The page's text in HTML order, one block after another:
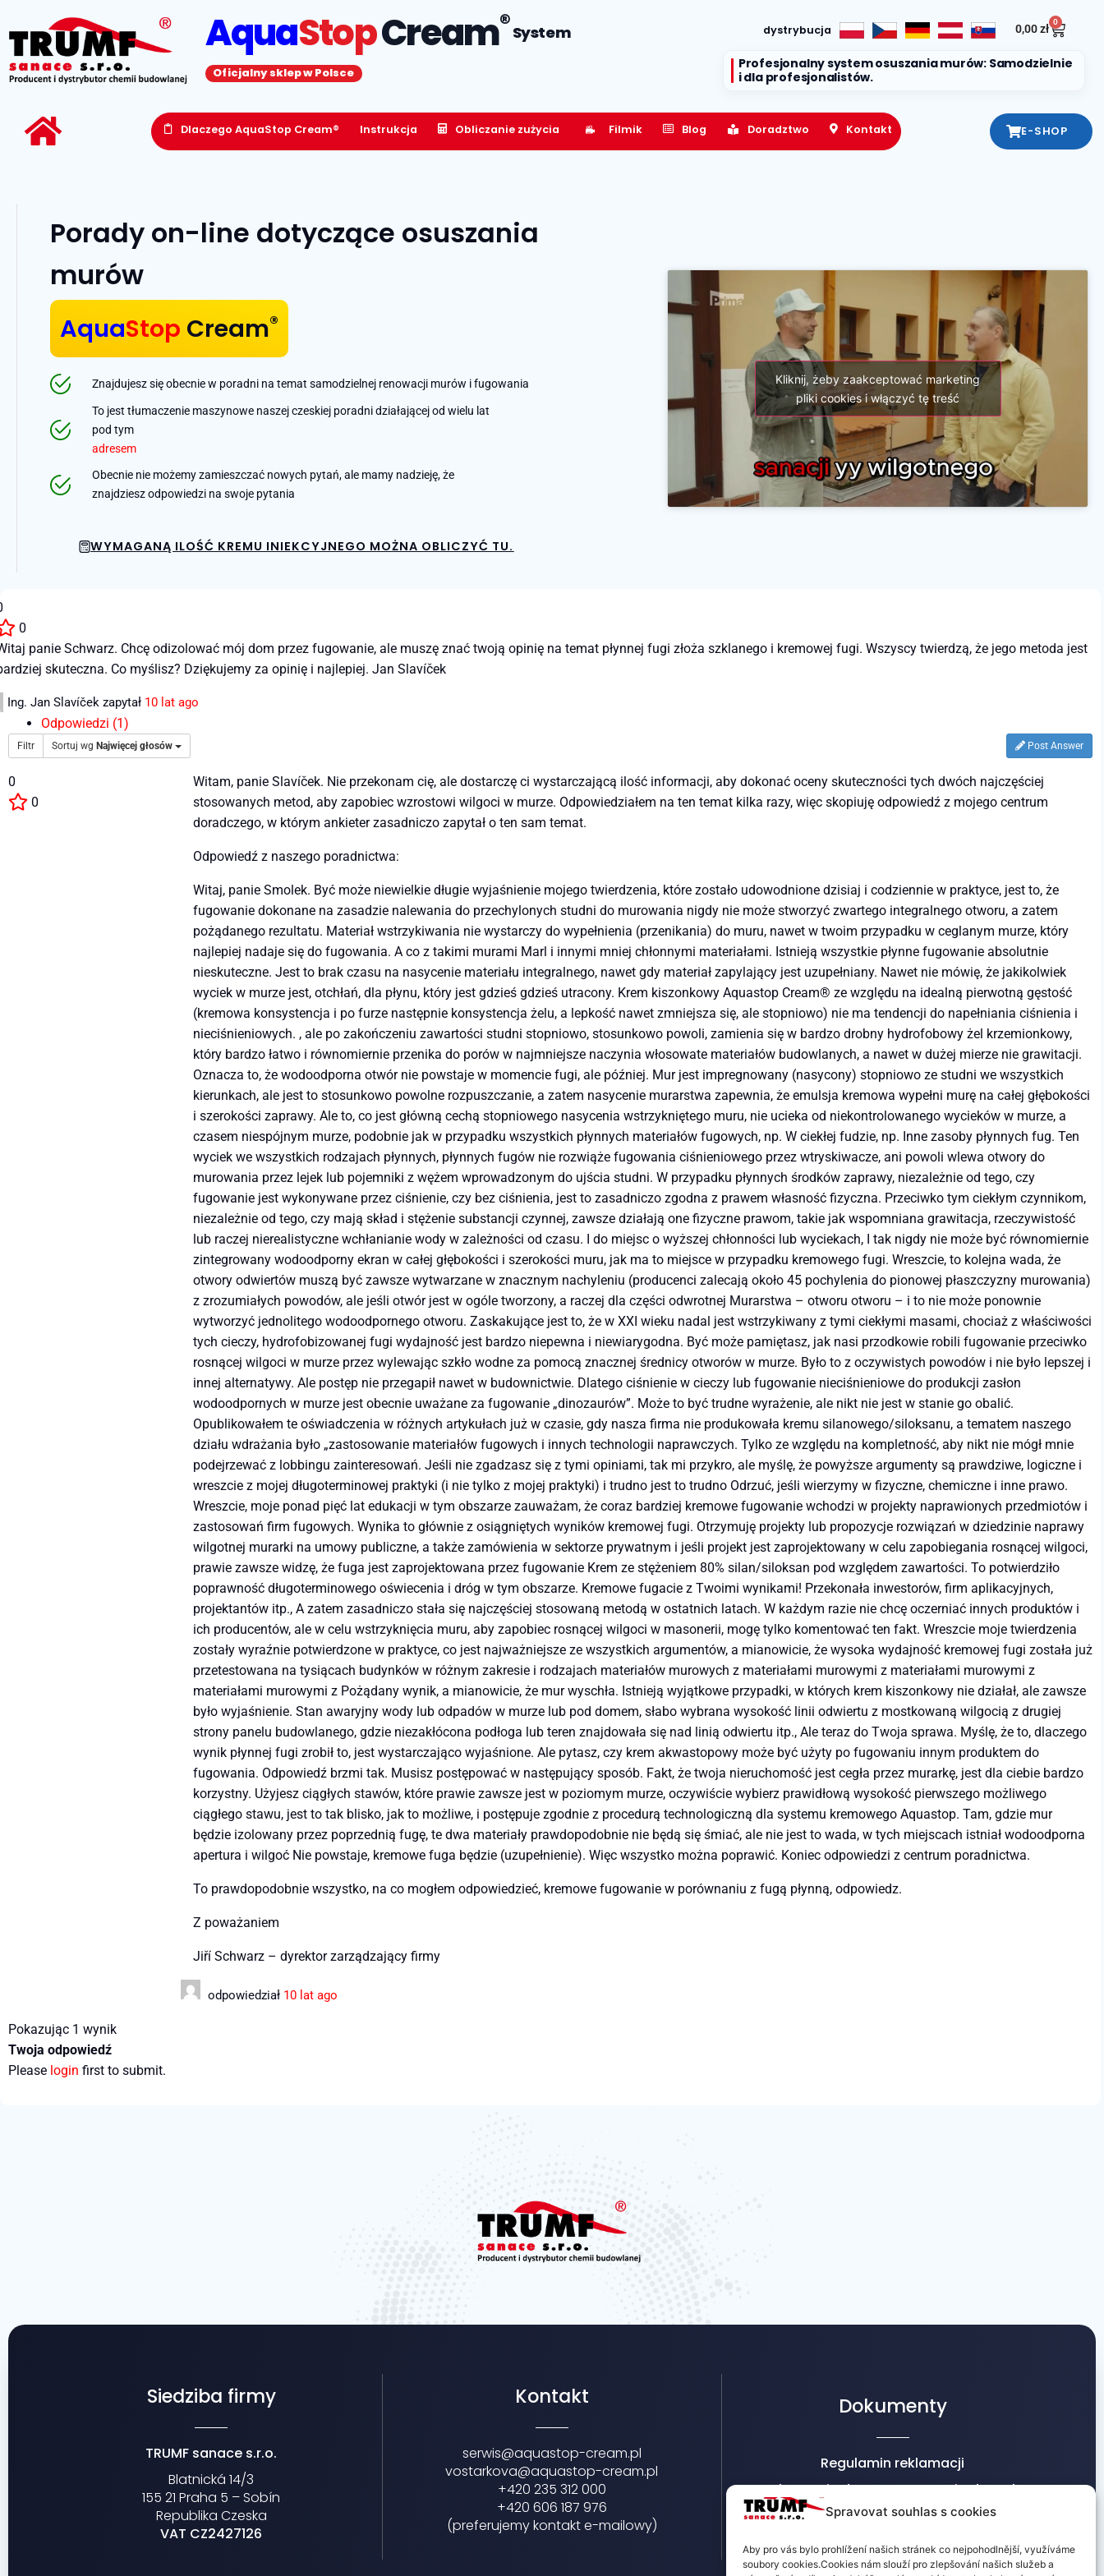
Spravovat souhlas s cookies
Aby pro vás bylo prohlížení našich stránek co nejpohodlnější, využíváme
soubory cookies.Cookies nám slouží pro zlepšování našich služeb a
AquaStopCream®System
Oficjalny sklep w Polsce
dystrybucja 0,00zł
0
Profesjonalny system osuszania murów: Samodzielnie
i dla profesjonalistów.
Dlaczego AquaStop Cream® Instrukcja Obliczanie zużycia Filmik Blog Doradztwo Kontakt E-SHOP
Porady on-line dotyczące osuszania
murów
AquaStop Cream®
Znajdujesz się obecnie w poradni na temat samodzielnej renowacji murów i fugowania
To jest tłumaczenie maszynowe naszej czeskiej poradni działającej od wielu lat
pod tym
adresem
Obecnie nie możemy zamieszczać nowych pytań, ale mamy nadzieję, że
znajdziesz odpowiedzi na swoje pytania
WYMAGANĄ ILOŚĆ KREMU INIEKCYJNEGO MOŻNA OBLICZYĆ TU.
Kliknij, żeby zaakceptować marketing
pliki cookies i włączyć tę treść
0
panie Schwarz. Chcę odizolować mój dom przez fugowanie, ale muszę znać twoją opinię na temat płynnej fugi złoża szklanego i kremowej fugi. Wszyscy twierdzą, że jego metoda jest
skuteczna. Co myślisz? Dziękujemy za opinię i najlepiej. Jan Slavíček
Ing. Jan Slavíček zapytał 10 lat ago
Odpowiedzi (1)
Filtr Sortuj wg Najwięcej głosów Post Answer
0
0
Witam, panie Slavíček. Nie przekonam cię, ale dostarczę ci wystarczającą ilość informacji, aby dokonać oceny skuteczności tych dwóch najczęściej
stosowanych metod, aby zapobiec wzrostowi wilgoci w murze. Odpowiedziałem na ten temat kilka razy, więc skopiuję odpowiedź z mojego centrum
doradczego, w którym ankieter zasadniczo zapytał o ten sam temat.
Odpowiedź z naszego poradnictwa:
Witaj, panie Smolek. Być może niewielkie długie wyjaśnienie mojego twierdzenia, które zostało udowodnione dzisiaj i codziennie w praktyce, jest to, że
fugowanie dokonane na zasadzie nalewania do przechylonych studni do murowania nigdy nie może stworzyć zwartego integralnego otworu, a zatem
pożądanego rezultatu. Materiał wstrzykiwania nie wystarczy do wypełnienia (przenikania) do muru, nawet w twoim przypadku w ceglanym murze, który
najlepiej nadaje się do fugowania. A co z takimi murami Marl i innymi mniej chłonnymi materiałami. Istnieją wszystkie płynne fugowanie absolutnie
nieskuteczne. Jest to brak czasu na nasycenie materiału integralnego, nawet gdy materiał zapylający jest uzupełniany. Nawet nie mówię, że jakikolwiek
wyciek w murze jest, otchłań, dla płynu, który jest gdzieś gdzieś utracony. Krem kiszonkowy Aquastop Cream® ze względu na idealną pierwotną gęstość
(kremowa konsystencja i po furze następnie konsystencja żelu, a lepkość nawet zmniejsza się, ale stopniowo) nie ma tendencji do napełniania ciśnienia i
nieciśnieniowych. , ale po zakończeniu zawartości studni stopniowo, stosunkowo powoli, zamienia się w bardzo drobny hydrofobowy żel krzemionkowy,
który bardzo łatwo i równomiernie przenika do porów w najmniejsze naczynia włosowate materiałów budowlanych, a nawet w dużej mierze nie grawitacji.
Oznacza to, że wodoodporna otwór nie powstaje w momencie fugi, ale później. Mur jest impregnowany (nasycony) stopniowo ze studni we wszystkich
kierunkach, ale jest to stosunkowo powolne rozpuszczanie, a zatem nasycenie murarstwa zapewnia, że ​​emulsja kremowa wypełni murę na całej głębokości
i szerokości zaprawy. Ale to, co jest główną cechą stopniowego nasycenia wstrzykniętego muru, nie ucieka od niekontrolowanego wycieków w murze, a
czasem niespójnym murze, podobnie jak w przypadku wszystkich płynnych materiałów fugowych, np. W ciekłej fudzie, np. Inne zasoby płynnych fug. Ten
wyciek we wszystkich rodzajach płynnych, płynnych fugów nie rozwiąże fugowania ciśnieniowego przez wtryskiwacze, ani powoli wlewa otwory do
murowania przez lejek lub pojemniki z wężem wprowadzonym do ujścia studni. W przypadku płynnych środków zaprawy, niezależnie od tego, czy
fugowanie jest wykonywane przez ciśnienie, czy bez ciśnienia, jest to zasadniczo zgodna z prawem własność fizyczna. Przeciwko tym ciekłym czynnikom,
niezależnie od tego, czy mają skład i stężenie substancji czynnej, zawsze działają one fizyczne prawom, takie jak wspomniana grawitacja, rzeczywistość
lub raczej nierealistyczne wchłanianie wody w zależności od czasu. I do miejsc o wyższej chłonności lub wyciekach, I tak nigdy nie może być równomiernie
zintegrowany wodoodporny ekran w całej głębokości i szerokości muru, jak ma to miejsce w przypadku kremowego fugi. Wreszcie, to kolejna wada, że ​​
otwory odwiertów muszą być zawsze wytwarzane w znacznym nachyleniu (producenci zalecają około 45 pochylenia do pionowej płaszczyzny murowania)
z zrozumiałych powodów, ale jeśli otwór jest w ogóle tworzony, a raczej dla części odwrotnej Murarstwa – otworu otworu – i to nie może ponownie
wytworzyć jednolitego wodoodpornego otworu. Zaskakujące jest to, że w XXI wieku nadal jest wstrzykiwany z tymi ciekłymi masami, chociaż z właściwości
tych cieczy, hydrofobizowanej fugi wydajność jest bardzo niepewna i niewiarygodna. Być może pamiętasz, jak nasi przodkowie robili fugowanie przeciwko
rosnącej wilgoci w murze przez wylewając szkło wodne za pomocą znacznej średnicy otworów w murze. Było to z oczywistych powodów i nie było lepszej i
innej alternatywy. Ale postęp nie przegapił nawet w budownictwie. Dlatego ciśnienie w cieczy lub fugowanie nieciśnieniowe do produkcji zasłon
wodoodpornych w murze jest obecnie uważane za fugowanie „dinozaurów”. Może to być trudne wyrażenie, ale nikt nie jest w stanie go obalić.
Opublikowałem te oświadczenia w różnych artykułach już w czasie, gdy nasza firma nie produkowała kremu silanowego/siloksanu, a tematem naszego
działu wdrażania było „zastosowanie materiałów fugowych i innych technologii naprawczych. Tylko ze względu na kompletność, aby nikt nie mógł mnie
podejrzewać z lobbingu zainteresowań. Jeśli nie zgadzasz się z tymi opiniami, tak mi przykro, ale myślę, że powyższe argumenty są prawdziwe, logiczne i
wreszcie z mojej długoterminowej praktyki (i nie tylko z mojej praktyki) i trudno jest to trudno Odrzuć, jeśli wierzymy w fizyczne, chemiczne i inne prawo.
Wreszcie, moje ponad pięć lat edukacji w tym obszarze zauważam, że coraz bardziej kremowe fugowanie wchodzi w projekty naprawionych przedmiotów i
zastosowań firm fugowych. Wynika to głównie z osiągniętych wyników kremowej fugi. Otrzymuję projekty lub propozycje rozwiązań w dziedzinie naprawy
wilgotnej murarki na umowy publiczne, a także zamówienia w sektorze prywatnym i jeśli projekt jest zaprojektowany w celu zapobiegania rosnącej wilgoci,
prawie zawsze widzę, że fuga jest zaprojektowana przez fugowanie Krem ze stężeniem 80% silan/siloksan pod względem zawartości. To potwierdziło
poprawność długoterminowego oświecenia i dróg w tym obszarze. Kremowe fugacie z Twoimi wynikami! Przekonała inwestorów, firm aplikacyjnych,
projektantów itp., A zatem zasadniczo stała się najczęściej stosowaną metodą w ostatnich latach. W każdym razie nie chcę oczerniać innych produktów i
ich producentów, ale w celu wstrzyknięcia muru, aby zapobiec rosnącej wilgoci w masonerii, mogę tylko komentować ten fakt. Wreszcie moje twierdzenia
zostały wyraźnie potwierdzone w praktyce, co jest najważniejsze ze wszystkich argumentów, a mianowicie, że wysoka wydajność kremowej fugi została już
przetestowana na tysiącach budynków w różnym zakresie i rodzajach materiałów murowych z materiałami murowymi z materiałami murowymi z
materiałami murowymi z Pożądany wynik, a mianowicie, że mur wyschła. Istnieją wyjątkowe przypadki, w których krem ​​kiszonkowy nie działał, ale zawsze
było wyjaśnienie. Stan awaryjny wody lub odpadów w murze lub pod domem, słabo wybrana wysokość linii odwiertu z mostkowaną wilgocią z drugiej
strony panelu budowlanego, gdzie niezakłócona podłoga lub teren znajdowała się nad linią odwiertu itp., Ale teraz do Twoja sprawa. Myślę, że to, dlaczego
wynik płynnej fugi zrobił to, jest wystarczająco wyjaśnione. Ale pytasz, czy krem ​​akwastopowy może być użyty po fugowaniu innym produktem do
fugowania. Odpowiedź brzmi tak. Musisz postępować w następujący sposób. Fakt, że twoja nieruchomość jest cegła przez murarkę, jest dla ciebie bardzo
korzystny. Użyjesz ciągłych stawów, które prawie zawsze jest w poziomym murze, oczywiście wybierz prawidłową wysokość pierwszego możliwego
ciągłego stawu, jest to tak blisko, jak to możliwe, i postępuje zgodnie z procedurą technologiczną dla systemu kremowego Aquastop. Tam, gdzie mur
będzie izolowany przez poprzednią fugę, te dwa materiały prawdopodobnie nie będą się śmiać, ale nie jest to wada, w tych miejscach istniał wodoodporna
apertura i wilgoć Nie powstaje, kremowe fuga będzie (uzupełnienie). Więc wszystko można poprawić. Koniec odpowiedzi z centrum poradnictwa.
To prawdopodobnie wszystko, na co mogłem odpowiedzieć, kremowe fugowanie w porównaniu z fugą płynną, odpowiedz.
Z poważaniem
Jiří Schwarz – dyrektor zarządzający firmy
odpowiedział 10 lat ago
Pokazując 1 wynik
Twoja odpowiedź
Please login first to submit.
Siedziba firmy
TRUMF sanace s.r.o.
Blatnická 14/3
155 21 Praha 5 – Sobín
Republika Czeska
VAT CZ2427126
Kontakt
serwis@aquastop-cream.pl
vostarkova@aquastop-cream.pl
+420 235 312 000
+420 606 187 976
(preferujemy kontakt e-mailowy)
Dokumenty
Regulamin reklamacji
Informacje dot. przetwarzania danych
osobowych